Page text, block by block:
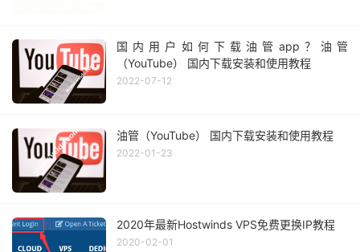
国内用户如何下载油管app？油管
（YouTube） 国内下载安装和使用教程
2022-07-12
油管（YouTube） 国内下载安装和使用教程
2022-01-23
2020年最新Hostwinds VPS免费更换IP教程
2020-02-01